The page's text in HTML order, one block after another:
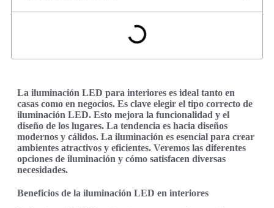
La iluminación LED para interiores es ideal tanto en
casas como en negocios. Es clave elegir el tipo correcto de
iluminación LED. Esto mejora la funcionalidad y el
diseño de los lugares. La tendencia es hacia diseños
modernos y cálidos. La iluminación es esencial para crear
ambientes atractivos y eficientes. Veremos las diferentes
opciones de iluminación y cómo satisfacen diversas
necesidades.
Beneficios de la iluminación LED en interiores